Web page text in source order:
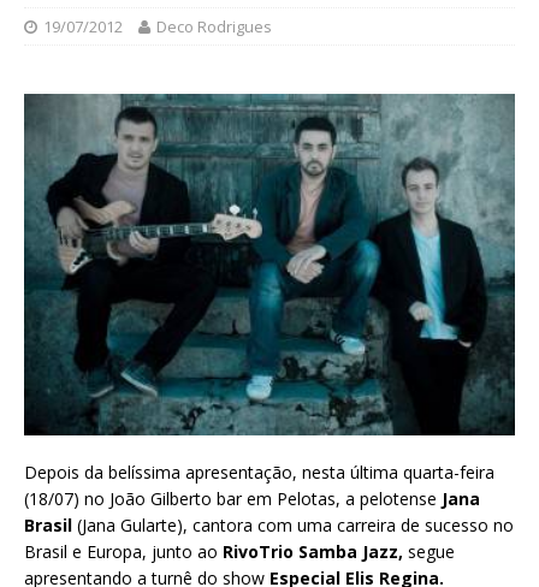
19/07/2012 Deco Rodrigues
Depois da belíssima apresentação, nesta última quarta-feira
(18/07) no João Gilberto bar em Pelotas, a pelotense Jana
Brasil (Jana Gularte), cantora com uma carreira de sucesso no
Brasil e Europa, junto ao RivoTrio Samba Jazz, segue
apresentando a turnê do show Especial Elis Regina.